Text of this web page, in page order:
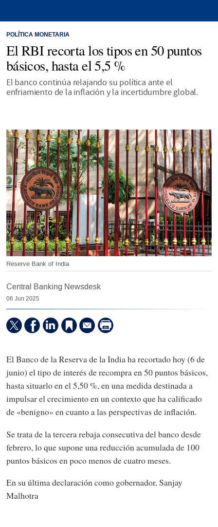
POLÍTICA MONETARIA
El RBI recorta los tipos en 50 puntos
básicos, hasta el 5,5 %
El banco continúa relajando su política ante el
enfriamiento de la inflación y la incertidumbre global.
Reserve Bank of India
Central Banking Newsdesk
06 Jun 2025
El Banco de la Reserva de la India ha recortado hoy (6 de
junio) el tipo de interés de recompra en 50 puntos básicos,
hasta situarlo en el 5,50 %, en una medida destinada a
impulsar el crecimiento en un contexto que ha calificado
de «benigno» en cuanto a las perspectivas de inflación.
Se trata de la tercera rebaja consecutiva del banco desde
febrero, lo que supone una reducción acumulada de 100
puntos básicos en poco menos de cuatro meses.
En su última declaración como gobernador, Sanjay
Malhotra